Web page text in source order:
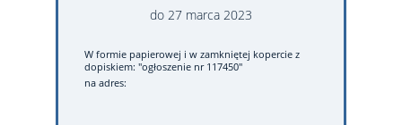
do 27 marca 2023
W formie papierowej i w zamkniętej kopercie z
dopiskiem: "ogłoszenie nr 117450"
na adres: